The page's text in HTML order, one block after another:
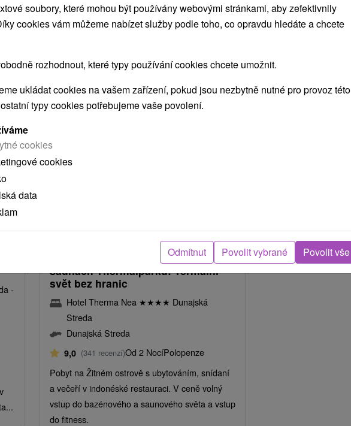
(5) Štúrovo(1) Patince(1) Belá(1)
NEJLEVNĚJŠÍ NEJDRAŽŠÍ PODLE HODNOCENÍ
%
Kč
-
/noc/osoba
Neomezený relax ve vodě a
saunách Thermalparku: Termální
svět bez hranic
Hotel Therma Nea ★★★★ Dunajská
Streda
Dunajská Streda
9,0 (341 recenzí)Od 2 NocíPolopenze
Pobyt na Žitném ostrově s ubytováním, snídaní
a večeří v indonéské restauraci. V ceně volný
vstup do bazénového a saunového světa a vstup
do fitness.
soubory, které mohou být používány webovými stránkami, aby zefektivnily
cookies vám můžeme nabízet služby podle toho, co opravdu hledáte a chcete
rozhodnout, které typy používání cookies chcete umožnit.
ukládat cookies na vašem zařízení, pokud jsou nezbytně nutné pro provoz této
typy cookies potřebujeme vaše povolení.
cookies
cookies
data
Odmítnut Povolit vybrané Povolit vše